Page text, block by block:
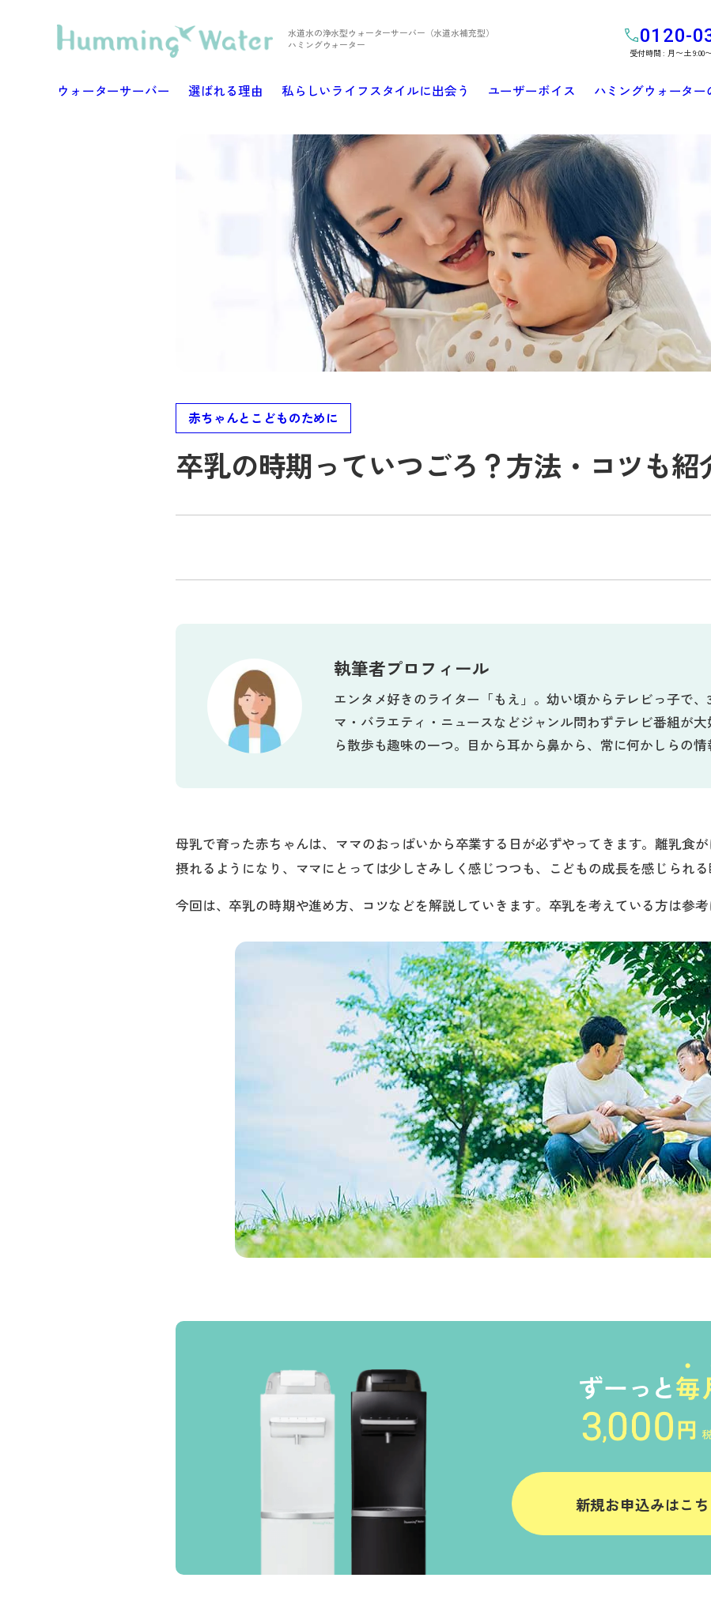
水道水の浄水型ウォーターサーバー（水道水補充型）
ハミングウォーター
0120-
受付時間 : 月〜土 9:00
ウォーターサーバー 選ばれる理由 私らしいライフスタイルに出会う ユーザーボイス ハミングウォーター
赤ちゃんとこどものために
卒乳の時期っていつごろ？方法・コツも紹
執筆者プロフィール
エンタメ好きのライター「もえ」。幼い頃からテレビっ子で、
マ・バラエティ・ニュースなどジャンル問わずテレビ番組が
ら散歩も趣味の一つ。目から耳から鼻から、常に何かしらの情
母乳で育った赤ちゃんは、ママのおっぱいから卒業する日が必ずやってきます。離乳食
摂れるようになり、ママにとっては少しさみしく感じつつも、こどもの成長を感じられる
今回は、卒乳の時期や進め方、コツなどを解説していきます。卒乳を考えている方は参考
新規お申込みはこ